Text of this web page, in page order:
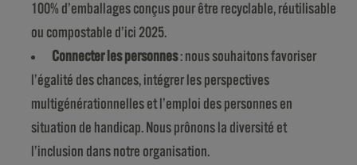
100% d’emballages conçus pour être recyclable, réutilisable
ou compostable d’ici 2025.
Connecter les personnes: nous souhaitons favoriser
l’égalité des chances, intégrer les perspectives
multigénérationnelles et l’emploi des personnes en
situation de handicap. Nous prônons la diversité et
l’inclusion dans notre organisation.